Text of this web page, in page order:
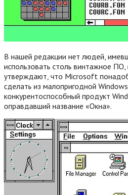
В нашей редакции нет людей,
использовать столь винтажное
утверждают, что Microsoft
сделать из малопригодной
конкурентоспособный продукт
оправдавший название «Окна».